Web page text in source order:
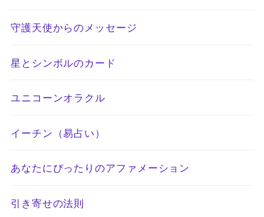
守護天使からのメッセージ
星とシンボルのカード
ユニコーンオラクル
イーチン（易占い）
あなたにぴったりのアファメーション
引き寄せの法則